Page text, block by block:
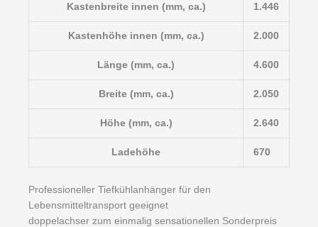
Kastenbreite innen (mm, ca.) 1.446
Kastenhöhe innen (mm, ca.) 2.000
Länge (mm, ca.) 4.600
Breite (mm, ca.) 2.050
Höhe (mm, ca.) 2.640
Ladehöhe 670
Professioneller Tiefkühlanhänger für den
Lebensmitteltransport geeignet
doppelachser zum einmalig sensationellen Sonderpreis